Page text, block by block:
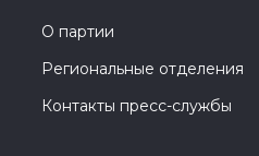
О партии
Региональные отделения
Контакты пресс-службы